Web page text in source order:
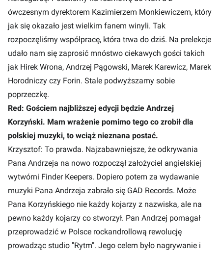
ówczesnym dyrektorem Kazimierzem Monkiewiczem, który
jak się okazało jest wielkim fanem winyli. Tak
rozpoczęliśmy współpracę, która trwa do dziś. Na prelekcje
udało nam się zaprosić mnóstwo ciekawych gości takich
jak Hirek Wrona, Andrzej Pągowski, Marek Karewicz, Marek
Horodniczy czy Forin. Stale podwyższamy sobie
poprzeczkę.
Red: Gościem najbliższej edycji będzie Andrzej
Korzyński. Mam wrażenie pomimo tego co zrobił dla
polskiej muzyki, to wciąż nieznana postać.
Krzysztof: To prawda. Najzabawniejsze, że odkrywania
Pana Andrzeja na nowo rozpoczął założyciel angielskiej
wytwórni Finder Keepers. Dopiero potem za wydawanie
muzyki Pana Andrzeja zabrało się GAD Records. Może
Pana Korzyńskiego nie każdy kojarzy z nazwiska, ale na
pewno każdy kojarzy co stworzył. Pan Andrzej pomagał
przeprowadzić w Polsce rockandrollową rewolucję
prowadząc studio "Rytm". Jego celem było nagrywanie i